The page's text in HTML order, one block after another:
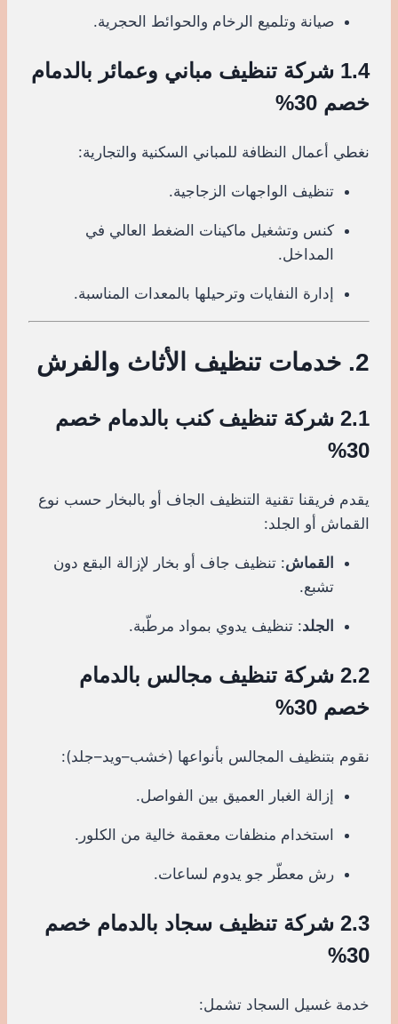
صيانة وتلميع الرخام والحوائط الحجرية.
1.4 شركة تنظيف مباني وعمائر بالدمام
خصم 30%
نغطي أعمال النظافة للمباني السكنية والتجارية:
تنظيف الواجهات الزجاجية.
كنس وتشغيل ماكينات الضغط العالي في
المداخل.
إدارة النفايات وترحيلها بالمعدات المناسبة.
2. خدمات تنظيف الأثاث والفرش
2.1 شركة تنظيف كنب بالدمام خصم
30%
يقدم فريقنا تقنية التنظيف الجاف أو بالبخار حسب نوع
القماش أو الجلد:
القماش: تنظيف جاف أو بخار لإزالة البقع دون
تشبع.
الجلد: تنظيف يدوي بمواد مرطّبة.
2.2 شركة تنظيف مجالس بالدمام
خصم 30%
نقوم بتنظيف المجالس بأنواعها (خشب–ويد–جلد):
إزالة الغبار العميق بين الفواصل.
استخدام منظفات معقمة خالية من الكلور.
رش معطّر جو يدوم لساعات.
2.3 شركة تنظيف سجاد بالدمام خصم
30%
خدمة غسيل السجاد تشمل: